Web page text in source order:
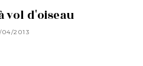
vol d'oiseau
04/2013